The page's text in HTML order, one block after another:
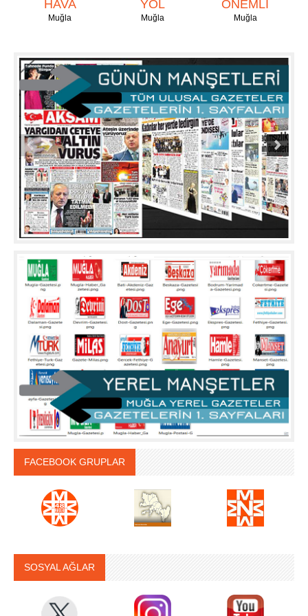
HAVA
Muğla
YOL
Muğla
ÖNEMLİ
Muğla
FACEBOOK GRUPLAR
SOSYAL AĞLAR